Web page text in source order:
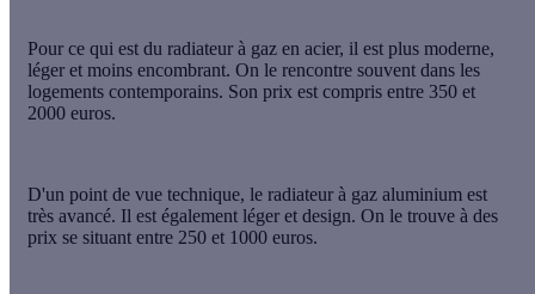
Pour ce qui est du radiateur à gaz en acier, il est plus moderne,
léger et moins encombrant. On le rencontre souvent dans les
logements contemporains. Son prix est compris entre 350 et
2000 euros.
D'un point de vue technique, le radiateur à gaz aluminium est
très avancé. Il est également léger et design. On le trouve à des
prix se situant entre 250 et 1000 euros.